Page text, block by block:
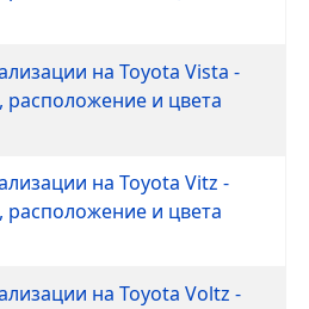
на Toyota Vista -
и цвета
на Toyota Vitz -
и цвета
на Toyota Voltz -